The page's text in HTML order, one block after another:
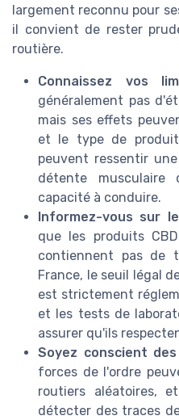
largement reconnu pour
il convient de rester
routière.
Connaissez vos
généralement pas
mais ses effets
et le type de produit
peuvent ressentir
détente
capacité à conduire.
Informez-vous sur
que les produits
contiennent pas de
France, le seuil légal
est strictement
et les tests de
assurer qu'ils
Soyez conscient
forces de l'ordre
routiers aléatoires,
détecter des traces